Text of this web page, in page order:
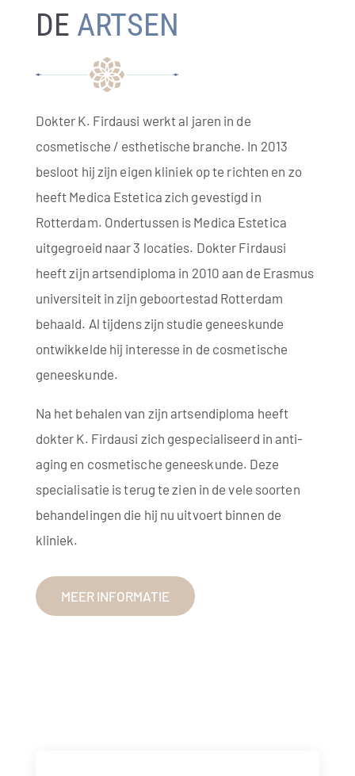
DE ARTSEN
Dokter K. Firdausi werkt al jaren in de
cosmetische / esthetische branche. In 2013
besloot hij zijn eigen kliniek op te richten en zo
heeft Medica Estetica zich gevestigd in
Rotterdam. Ondertussen is Medica Estetica
uitgegroeid naar 3 locaties. Dokter Firdausi
heeft zijn artsendiploma in 2010 aan de Erasmus
universiteit in zijn geboortestad Rotterdam
behaald. Al tijdens zijn studie geneeskunde
ontwikkelde hij interesse in de cosmetische
geneeskunde.
Na het behalen van zijn artsendiploma heeft
dokter K. Firdausi zich gespecialiseerd in anti-
aging en cosmetische geneeskunde. Deze
specialisatie is terug te zien in de vele soorten
behandelingen die hij nu uitvoert binnen de
kliniek.
MEER INFORMATIE